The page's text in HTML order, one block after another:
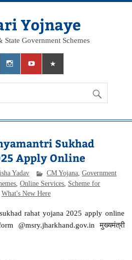
Yojnaye
State Government Schemes
Sukhad
Apply Online
Yadav CM Yojana, Government
,Online Services Scheme for
,What's New Here
rahat yojana 2025 apply online
@msry.jharkhand.gov.in मुख्यमंत्री